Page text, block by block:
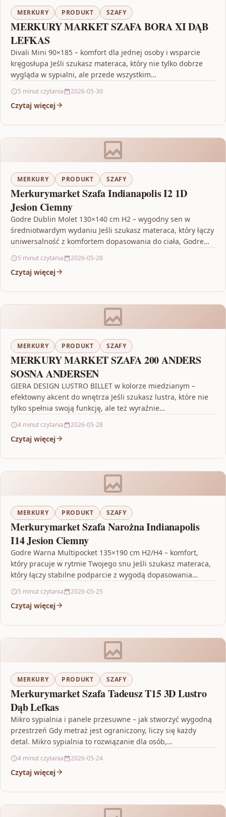
MERKURY PRODUKT SZAFY
MERKURY MARKET SZAFA BORA XI DĄB
LEFKAS
Divali Mini 90×185 – komfort dla jednej osoby i wsparcie
kręgosłupa Jeśli szukasz materaca, który nie tylko dobrze
wygląda w sypialni, ale przede wszystkim…
5 minut czytania 2026-05-30
Czytaj więcej
MERKURY PRODUKT SZAFY
Merkurymarket Szafa Indianapolis I2 1D
Jesion Ciemny
Godre Dublin Molet 130×140 cm H2 – wygodny sen w
średniotwardym wydaniu Jeśli szukasz materaca, który łączy
uniwersalność z komfortem dopasowania do ciała, Godre…
5 minut czytania 2026-05-28
Czytaj więcej
MERKURY PRODUKT SZAFY
MERKURY MARKET SZAFA 200 ANDERS
SOSNA ANDERSEN
GIERA DESIGN LUSTRO BILLET w kolorze miedzianym –
efektowny akcent do wnętrza Jeśli szukasz lustra, które nie
tylko spełnia swoją funkcję, ale też wyraźnie…
4 minut czytania 2026-05-28
Czytaj więcej
MERKURY PRODUKT SZAFY
Merkurymarket Szafa Narożna Indianapolis
I14 Jesion Ciemny
Godre Warna Multipocket 135×190 cm H2/H4 – komfort,
który pracuje w rytmie Twojego snu Jeśli szukasz materaca,
który łączy stabilne podparcie z wygodą dopasowania…
5 minut czytania 2026-05-25
Czytaj więcej
MERKURY PRODUKT SZAFY
Merkurymarket Szafa Tadeusz T15 3D Lustro
Dąb Lefkas
Mikro sypialnia i panele przesuwne – jak stworzyć wygodną
przestrzeń Gdy metraż jest ograniczony, liczy się każdy
detal. Mikro sypialnia to rozwiązanie dla osób,…
4 minut czytania 2026-05-24
Czytaj więcej